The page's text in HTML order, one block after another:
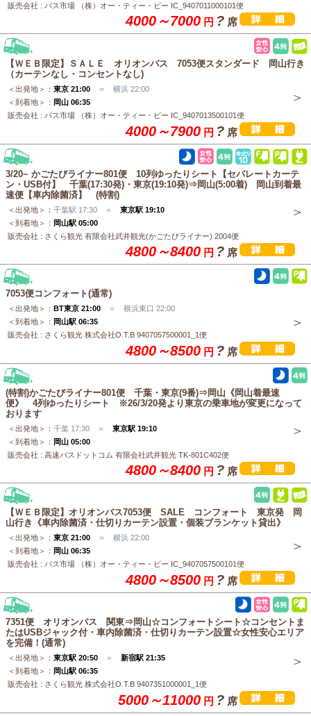
販売会社 : バス市場 （株）オー・ティー・ビー IC_9407011000101便
4000～7000 円 ? 席
【ＷＥＢ限定】ＳＡＬＥ オリオンバス 7053便スタンダード 岡山行き
（カーテンなし・コンセントなし)
＜出発地＞： 東京 21:00 ＝ 横浜 22:00
＜到着地＞： 岡山 06:35
販売会社 : バス市場 （株）オー・ティー・ビー IC_9407013500101便
4000～7900 円 ? 席
3/20~ かごたびライナー801便 10列ゆったりシート【セパレートカーテ
ン・USB付】 千葉(17:30発)・東京(19:10発)⇒岡山(5:00着) 岡山到着最
速便【車内除菌済】 (特割)
＜出発地＞： 千葉駅 17:30 ＝ 東京駅 19:10
＜到着地＞： 岡山駅 05:00
販売会社 : さくら観光 有限会社武井観光(かごたびライナー) 2004便
4800～8400 円 ? 席
7053便コンフォート(通常)
＜出発地＞： BT東京 21:00 ＝ 横浜東口 22:00
＜到着地＞： 岡山駅 06:35
販売会社 : さくら観光 株式会社O.T.B 9407057500001_1便
4800～8500 円 ? 席
(特割)かごたびライナー801便 千葉・東京(9番)⇒岡山《岡山着最速
便》 4列ゆったりシート ※26/3/20発より東京の乗車地が変更になって
おります
＜出発地＞： 千葉 17:30 ＝ 東京駅 19:10
＜到着地＞： 岡山 05:00
販売会社 : 高速バスドットコム 有限会社武井観光 TK-801C402便
4800～8400 円 ? 席
【ＷＥＢ限定】オリオンバス7053便 SALE コンフォート 東京発 岡
山行き《車内除菌済・仕切りカーテン設置・個装ブランケット貸出》
＜出発地＞： 東京 21:00 ＝ 横浜 22:00
＜到着地＞： 岡山 06:35
販売会社 : バス市場 （株）オー・ティー・ビー IC_9407057500101便
4800～8500 円 ? 席
7351便 オリオンバス 関東⇒岡山☆コンフォートシート☆コンセントま
たはUSBジャック付・車内除菌済・仕切りカーテン設置☆女性安心エリア
を完備！(通常)
＜出発地＞： 東京駅 20:50 ＝ 新宿駅 21:35
＜到着地＞： 岡山駅 06:35
販売会社 : さくら観光 株式会社O.T.B 9407351000001_1便
5000～11000 円 ? 席